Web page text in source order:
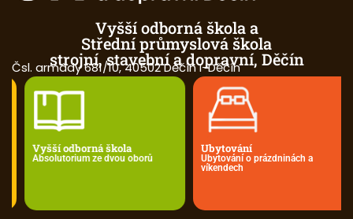
Vyšší odborná škola a
Střední průmyslová škola
strojní, stavební a dopravní, Děčín
Čsl. armády 681/10, 40502 Děčín I-Děčín
Vyšší odborná škola
Absolutorium ze dvou oborů
Ubytování
Ubytování o prázdninách a
víkendech